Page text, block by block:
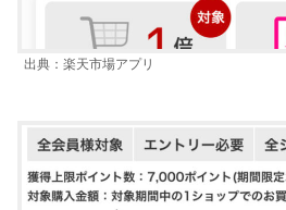
出典：楽天市場アプリ